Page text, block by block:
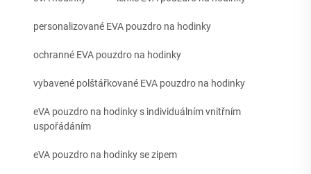
personalizované EVA pouzdro na hodinky
ochranné EVA pouzdro na hodinky
vybavené polštářkované EVA pouzdro na hodinky
eVA pouzdro na hodinky s individuálním vnitřním
uspořádáním
eVA pouzdro na hodinky se zipem